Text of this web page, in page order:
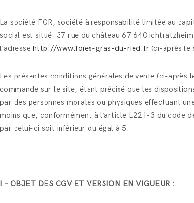
La société FGR, société à responsabilité limitée au
social est situé 37 rue du château 67 640
l’adresse http://www.foies-gras-du-ried.fr (ci-après le
Les présentes conditions générales de vente (ci-
commande sur le site, étant précisé que les
par des personnes morales ou physiques effectuant
moins que, conformément à l’article L221-3 du code
par celui-ci soit inférieur ou égal à 5.
I – OBJET DES CGV ET VERSION EN VIGUEUR :